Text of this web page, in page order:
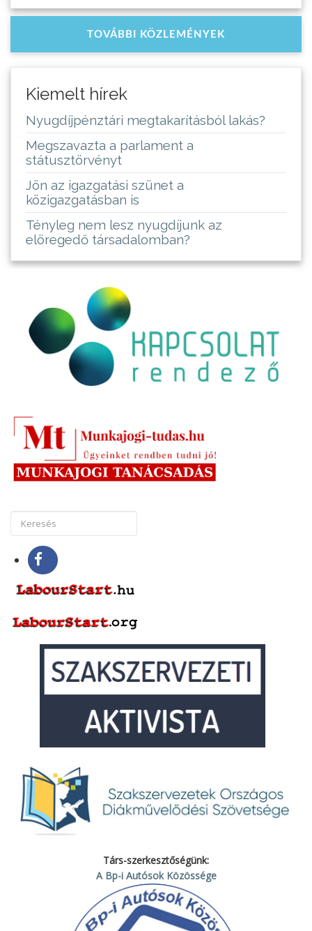
TOVÁBBI KÖZLEMÉNYEK
Kiemelt hírek
Nyugdíjpénztári megtakarításból lakás?
Megszavazta a parlament a
státusztörvényt
Jön az igazgatási szünet a
közigazgatásban is
Tényleg nem lesz nyugdíjunk az
elöregedő társadalomban?
Társ-szerkesztőségünk:
A Bp-i Autósok Közössége